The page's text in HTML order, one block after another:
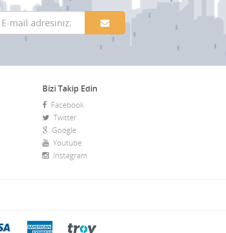
Bizi Takip Edin
Facebook
Twitter
Google
Youtube
Instagram